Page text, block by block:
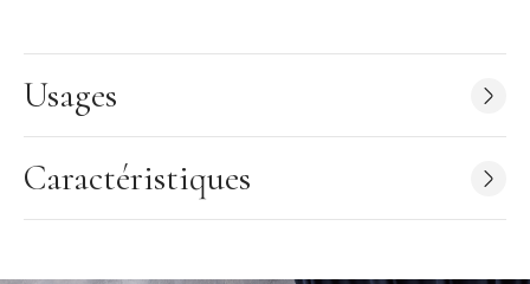
Caractéristiques de la Cocotte en Fonte :
Couleur : Garnet (Bordeaux)
Bouton doré
Diamètre : 20 cm
Hauteur : 14,1 cm
Usages
Caractéristiques